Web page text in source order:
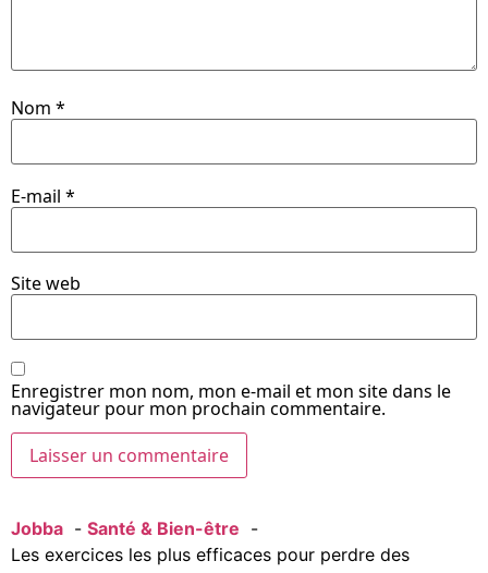
Nom *
E-mail *
Site web
Enregistrer mon nom, mon e-mail et mon site dans le
navigateur pour mon prochain commentaire.
Jobba
Santé & Bien-être
Les exercices les plus efficaces pour perdre des